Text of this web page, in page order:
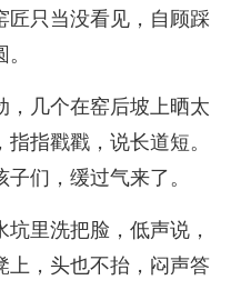
匠只当没看见，自顾踩
，几个在窑后坡上晒太
指戳戳，说长道短。
们，缓过气来了。
里洗把脸，低声说，
上，头也不抬，闷声答